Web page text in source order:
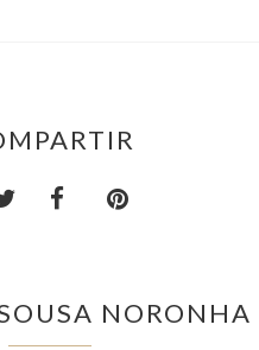
NORONHA